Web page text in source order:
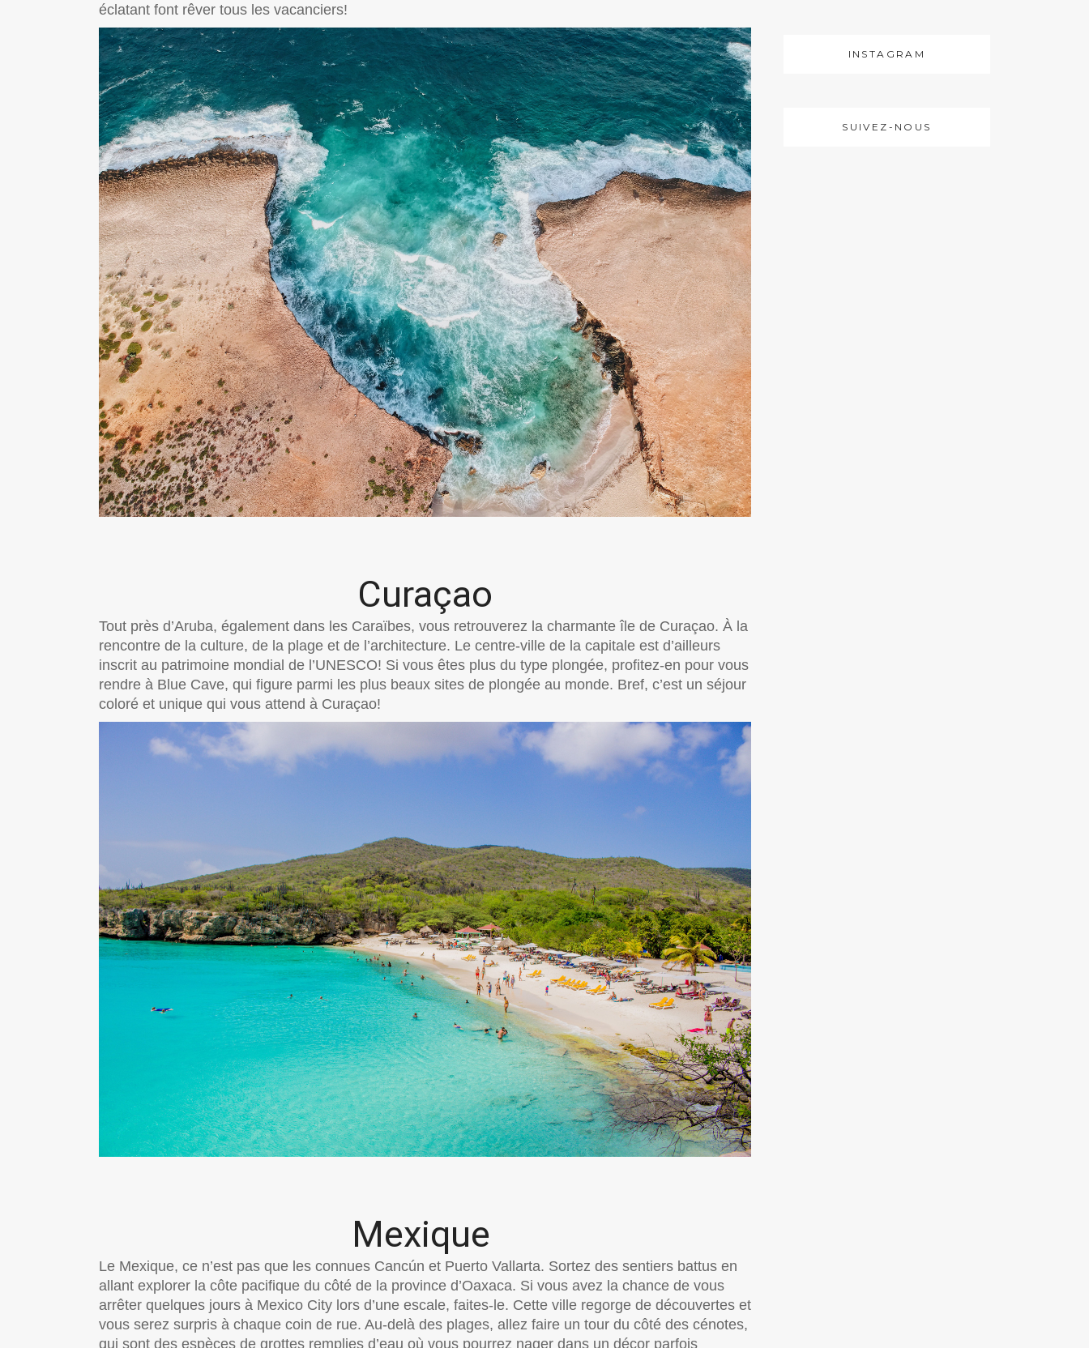
éclatant font rêver tous les vacanciers!
Curaçao
Tout près d’Aruba, également dans les Caraïbes, vous retrouverez la charmante île de Curaçao. À la
rencontre de la culture, de la plage et de l’architecture. Le centre-ville de la capitale est d’ailleurs
inscrit au patrimoine mondial de l’UNESCO! Si vous êtes plus du type plongée, profitez-en pour vous
rendre à Blue Cave, qui figure parmi les plus beaux sites de plongée au monde. Bref, c’est un séjour
coloré et unique qui vous attend à Curaçao!
Mexique
Le Mexique, ce n’est pas que les connues Cancún et Puerto Vallarta. Sortez des sentiers battus en
allant explorer la côte pacifique du côté de la province d’Oaxaca. Si vous avez la chance de vous
arrêter quelques jours à Mexico City lors d’une escale, faites-le. Cette ville regorge de découvertes et
vous serez surpris à chaque coin de rue. Au-delà des plages, allez faire un tour du côté des cénotes,
qui sont des espèces de grottes remplies d’eau où vous pourrez nager dans un décor parfois
INSTAGRAM
SUIVEZ-NOUS